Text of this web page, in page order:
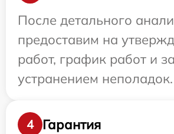
После детального
предоставим на
работ, график работ и
устранением неполадок.
4
Гарантия